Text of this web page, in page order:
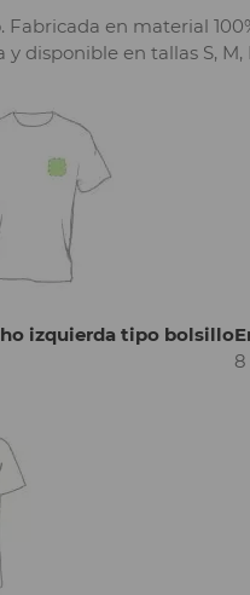
en material
disponible en tallas S, M,
izquierda tipo bolsillo
8